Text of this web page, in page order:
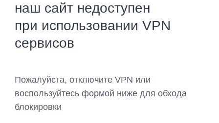
наш сайт недоступен
при использовании VPN
сервисов
Пожалуйста, отключите VPN или
воспользуйтесь формой ниже для обхода
блокировки